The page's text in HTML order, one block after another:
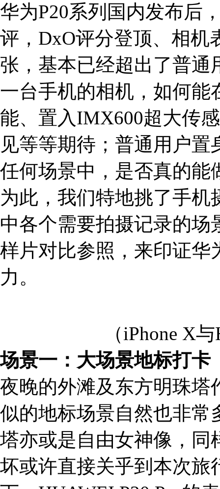
华为P20系列国内发布后
评，DxO评分登顶、相机
张，基本已经超出了普通
一台手机的相机，如何能
能、置入IMX600超大传
见等等期待；普通用户
任何场景中，是否真的能
为此，我们特地挑了手
中各个需要拍摄记录的场
样片对比参照，来印证华
力。
（iPhone X
场景一：大场景地标打卡
夜晚的外滩及东方明珠塔
似的地标场景自然也非常
塔亦或是自由女神像，同
坏或许直接关乎到本次旅